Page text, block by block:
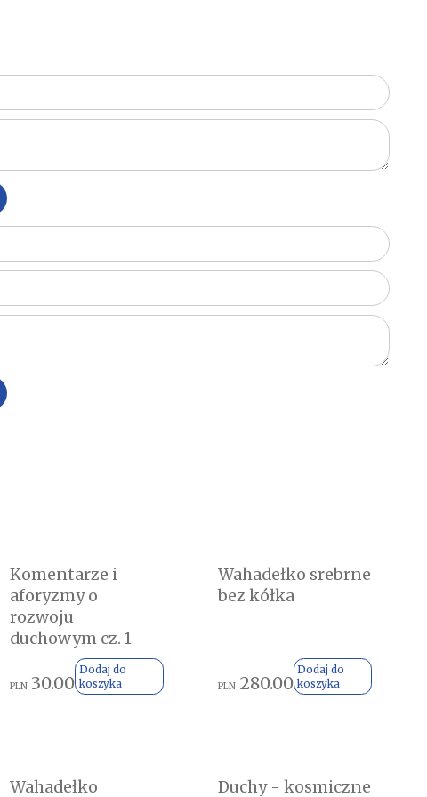
Komentarze i
aforyzmy o
rozwoju
duchowym cz. 1
PLN 30.00
Dodaj do
koszyka
Wahadełko srebrne
bez kółka
PLN 280.00
Dodaj do
koszyka
Wahadełko
Duchy - kosmiczne